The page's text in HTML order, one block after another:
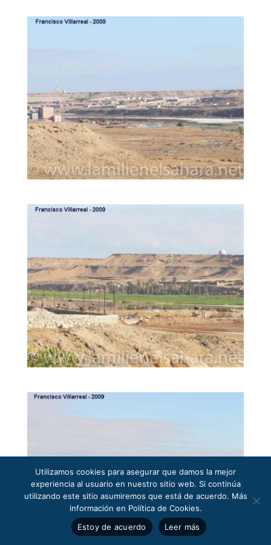
Utilizamos cookies para asegurar que damos la mejor
experiencia al usuario en nuestro sitio web. Si continúa
utilizando este sitio asumiremos que está de acuerdo. Más
información en Política de Cookies.
Estoy de acuerdo
Leer más